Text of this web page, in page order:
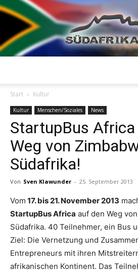
TV
Start Kultur
Kultur Menschen/Soziales News
StartupBus
Weg von
Südafrika!
Von Sven Klawunder - 25. September 2013
Vom 17. bis 21. November 2013
StartupBus Africa auf den Weg
Südafrika. 40 Teilnehmer, ein Bus
Ziel: Die Vernetzung und
Entrepreneurs mit ihren
afrikanischen Kontinent. Das